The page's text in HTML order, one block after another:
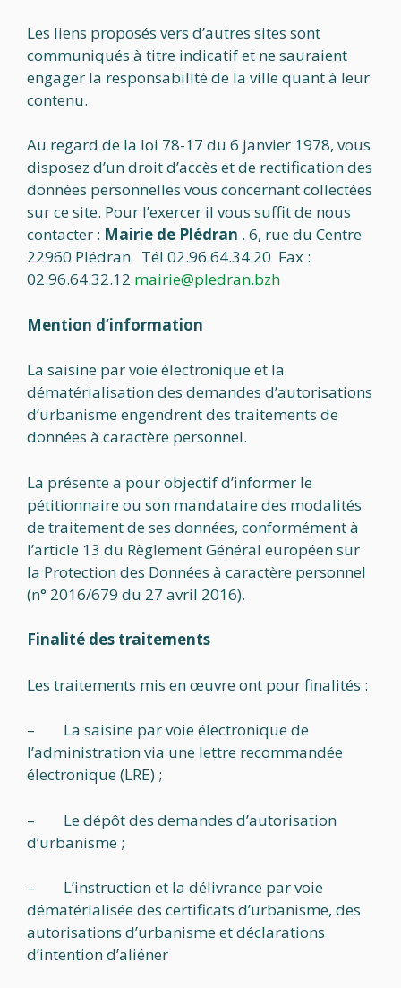
Les liens proposés vers d’autres sites sont
communiqués à titre indicatif et ne sauraient
engager la responsabilité de la ville quant à leur
contenu.
Au regard de la loi 78-17 du 6 janvier 1978, vous
disposez d’un droit d’accès et de rectification des
données personnelles vous concernant collectées
sur ce site. Pour l’exercer il vous suffit de nous
contacter : Mairie de Plédran . 6, rue du Centre
22960 Plédran Tél 02.96.64.34.20 Fax :
02.96.64.32.12 mairie@pledran.bzh
Mention d’information
La saisine par voie électronique et la
dématérialisation des demandes d’autorisations
d’urbanisme engendrent des traitements de
données à caractère personnel.
La présente a pour objectif d’informer le
pétitionnaire ou son mandataire des modalités
de traitement de ses données, conformément à
l’article 13 du Règlement Général européen sur
la Protection des Données à caractère personnel
(n° 2016/679 du 27 avril 2016).
Finalité des traitements
Les traitements mis en œuvre ont pour finalités :
– La saisine par voie électronique de
l’administration via une lettre recommandée
électronique (LRE) ;
– Le dépôt des demandes d’autorisation
d’urbanisme ;
– L’instruction et la délivrance par voie
dématérialisée des certificats d’urbanisme, des
autorisations d’urbanisme et déclarations
d’intention d’aliéner